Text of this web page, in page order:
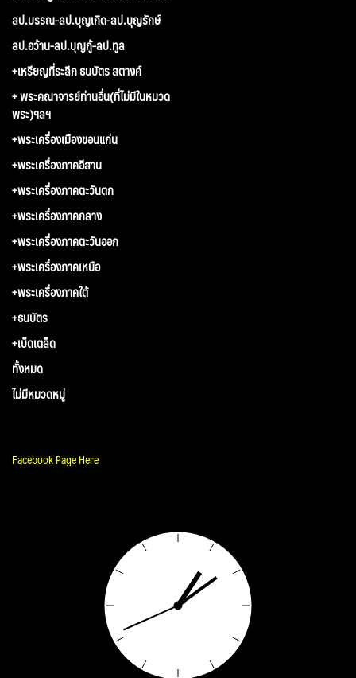
ลป.บรรณ-ลป.บุญเกิด-ลป.บุญรักษ์
ลป.อว้าน-ลป.บุญกู้-ลป.ทูล
+เหรียญที่ระลึก ธนบัตร สตางค์
+ พระคณาจารย์ท่านอื่น(ที่ไม่มีในหมวด
พระ)ฯลฯ
+พระเครื่องเมืองขอนแก่น
+พระเครื่องภาคอีสาน
+พระเครื่องภาคตะวันตก
+พระเครื่องภาคกลาง
+พระเครื่องภาคตะวันออก
+พระเครื่องภาคเหนือ
+พระเครื่องภาคใต้
+ธนบัตร
+เบ็ดเตล็ด
ทั้งหมด
ไม่มีหมวดหมู่
Facebook Page Here